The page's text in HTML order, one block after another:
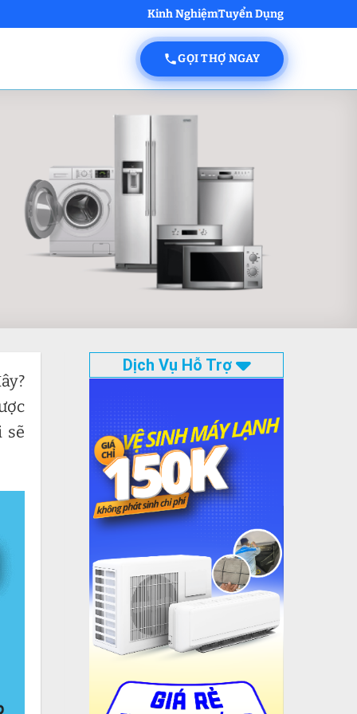
Kinh NghiệmTuyển Dụng
GỌI THỢ NGAY
sẽ
Dịch Vụ Hỗ Trợ